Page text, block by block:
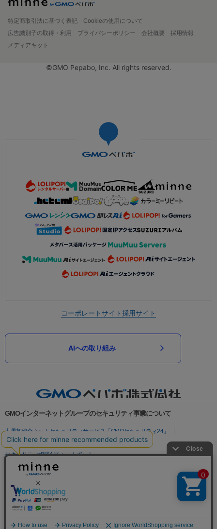
特定商取引法に基づく表記
Cookieの使用について
広告識別子の取得・利用
プライバシーポリシー 会社概要
採用情報
メディアキット
©GMO Pepabo, Inc. All rights reserved.
コーポレートサイト採用サイト
AIへの取り組み
GMOインターネットグループのセキュリティ事業について
世界初総合ネットセキュリティサービス「GMOセキュリティ24」
パスワード漏洩診断
Webサイトリスク診断
セキュリティ相談AIチャットボット
実在証明・盗聴対策
サイバー攻撃対策（GMO Flatt Security）
セキュリティ事業の軌跡